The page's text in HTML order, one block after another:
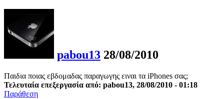
pabou13 28/08/2010
Παιδια ποιας εβδομαδας παραγωγης ειναι τα iPhones σας;
Τελευταία επεξεργασία από: pabou13, 28/08/2010 - 01:18
Παράθεση